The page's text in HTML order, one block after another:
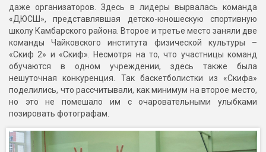
даже организаторов. Здесь в лидеры вырвалась команда
«ДЮСШ», представлявшая детско-юношескую спортивную
школу Камбарского района. Второе и третье место заняли две
команды Чайковского института физической культуры –
«Скиф 2» и «Скиф». Несмотря на то, что участницы команд
обучаются в одном учреждении, здесь также была
нешуточная конкуренция. Так баскетболистки из «Скифа»
поделились, что рассчитывали, как минимум на второе место,
но это не помешало им с очаровательными улыбками
позировать фотографам.